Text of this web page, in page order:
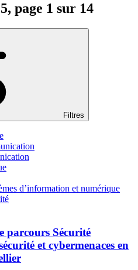
page 1 sur 14
Filtres
d’information et numérique
parcours Sécurité
et cybermenaces en